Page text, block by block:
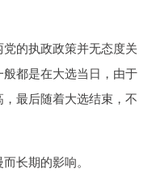
的执政政策并无态度关
都是在大选当日，由于
最后随着大选结束，不
长期的影响。